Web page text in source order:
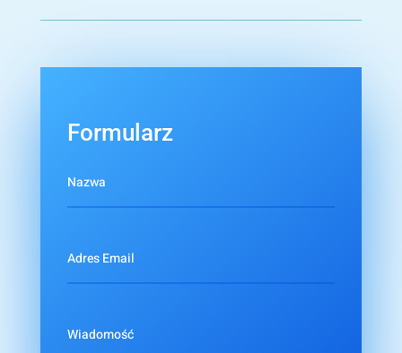
Formularz